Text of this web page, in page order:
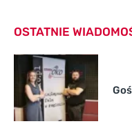
OSTATNIE